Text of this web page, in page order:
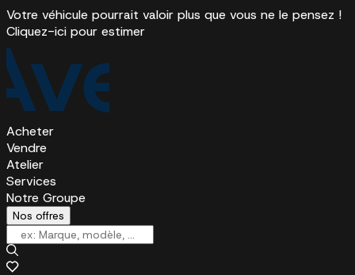
Votre véhicule pourrait valoir plus que vous ne le pensez !
Cliquez-ici pour estimer
Acheter
Vendre
Atelier
Services
Notre Groupe
Nos offres